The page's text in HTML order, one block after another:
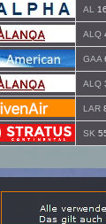
AL
ALQ
GAA
ALQ
LAR
SK